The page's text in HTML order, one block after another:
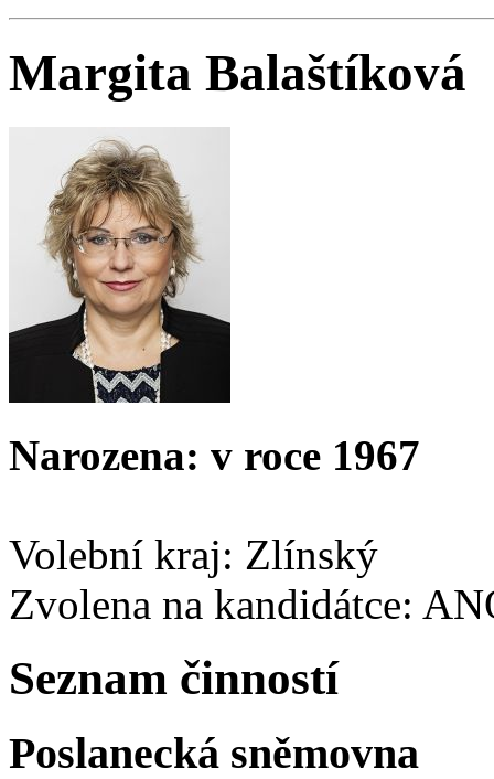
Margita Balaštíková
Narozena: v roce 1967
Volební kraj: Zlínský
Zvolena na kandidátce:
Seznam činností
Poslanecká sněmovna